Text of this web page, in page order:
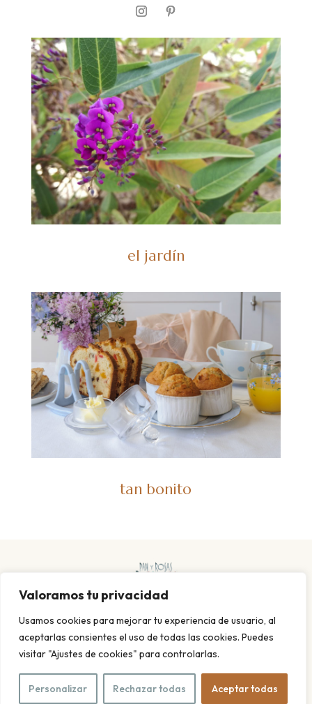
Valoramos tu privacidad
Usamos cookies para mejorar tu experiencia de usuario, al
aceptarlas consientes el uso de todas las cookies. Puedes
visitar "Ajustes de cookies" para controlarlas.
Personalizar Rechazar todas Aceptar todas
el jardín
tan bonito
© 2026 Pan y rosas. Todos los derechos reservados. Diseño